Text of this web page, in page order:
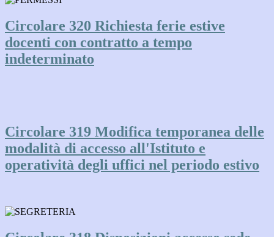
Circolare 320 Richiesta ferie estive
docenti con contratto a tempo
indeterminato
Circolare 319 Modifica temporanea delle
modalità di accesso all'Istituto e
operatività degli uffici nel periodo estivo